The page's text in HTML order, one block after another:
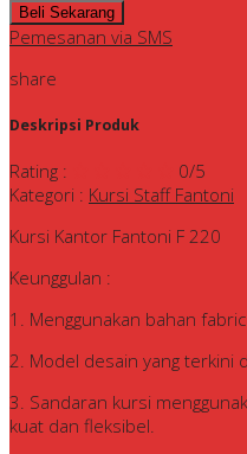
Pemesanan via SMS
share
Deskripsi Produk
Rating : 0/5
Kategori : Kursi Staff Fantoni
Kursi Kantor Fantoni F 220
Keunggulan :
1. Menggunakan bahan
2. Model desain yang terkini
3. Sandaran kursi
kuat dan fleksibel.